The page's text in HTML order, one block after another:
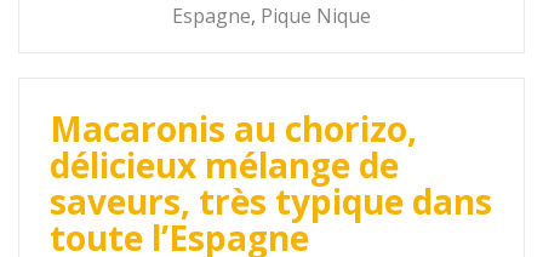
Espagne, Pique Nique
Macaronis au chorizo,
délicieux mélange de
saveurs, très typique dans
toute l’Espagne